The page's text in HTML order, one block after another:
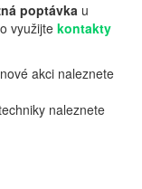
poptávka u
využijte kontakty
akci naleznete
naleznete